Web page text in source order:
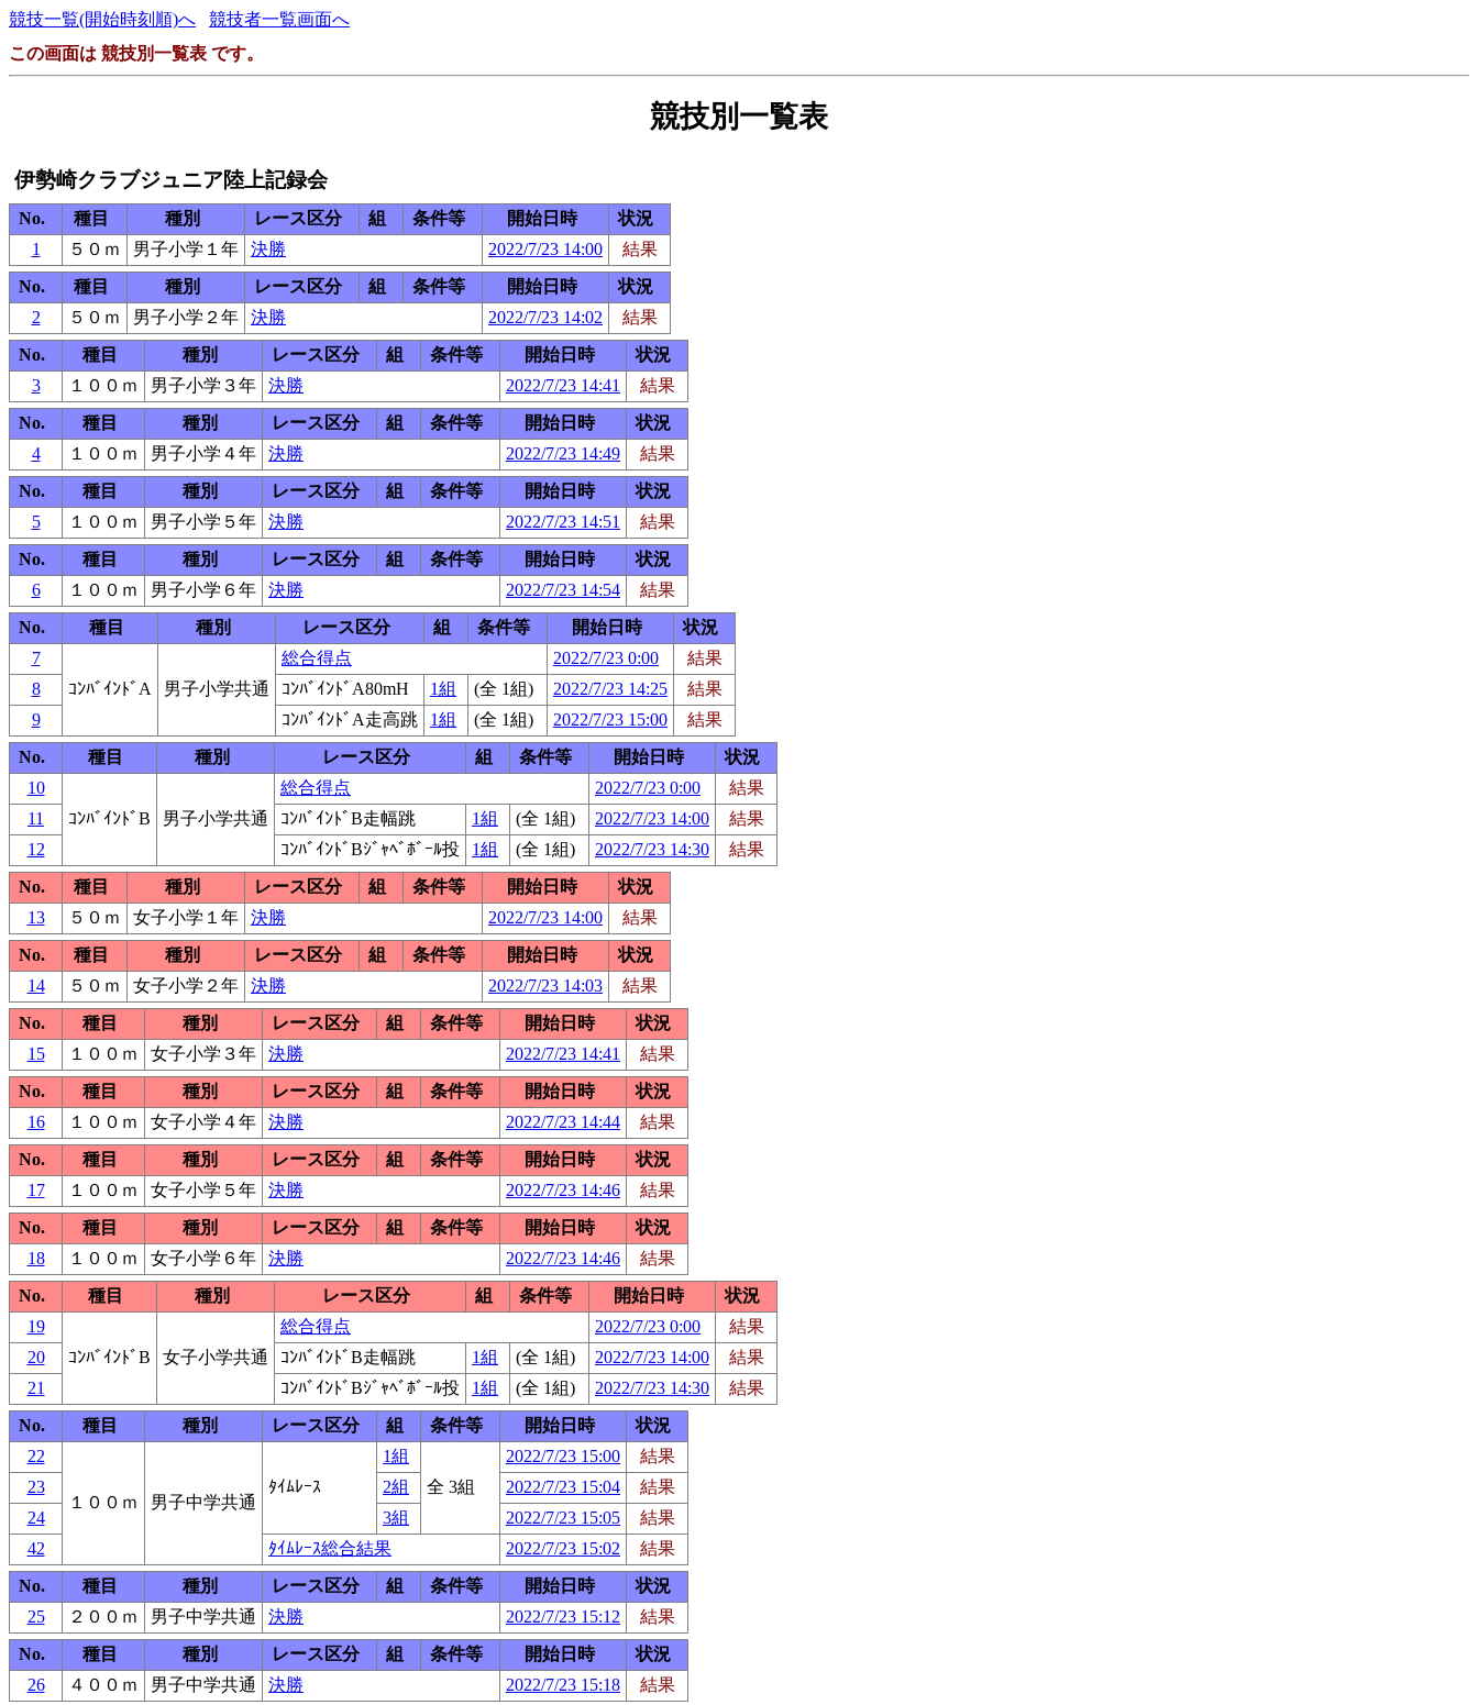
競技一覧(開始時刻順)へ
競技者一覧画面へ
この画面は 競技別一覧表 です。
競技別一覧表
伊勢崎クラブジュニア陸上記録会
No. 種目 種別 レース区分 組 条件等 開始日時
状況
1
５０ｍ 男子小学１年 決勝 2022/7/23 14:00
結果
No.
種目 種別 レース区分 組 条件等 開始日時
状況
2
５０ｍ 男子小学２年 決勝 2022/7/23 14:02
結果
No.
種目 種別 レース区分 組 条件等 開始日時
状況
3
１００ｍ 男子小学３年 決勝 2022/7/23 14:41
結果
No.
種目 種別 レース区分 組 条件等 開始日時
状況
4
１００ｍ 男子小学４年 決勝 2022/7/23 14:49
結果
No.
種目 種別 レース区分 組 条件等 開始日時
状況
5
１００ｍ 男子小学５年 決勝 2022/7/23 14:51
結果
No.
種目 種別 レース区分 組 条件等 開始日時
状況
6
１００ｍ 男子小学６年 決勝 2022/7/23 14:54
結果
No.
種目 種別 レース区分 組 条件等 開始日時
状況
7
ｺﾝﾊﾞｲﾝﾄﾞA
男子小学共通
総合得点 2022/7/23 0:00
結果
8
ｺﾝﾊﾞｲﾝﾄﾞA80mH 1組 (全 1組) 2022/7/23 14:25
結果
9
ｺﾝﾊﾞｲﾝﾄﾞA走高跳 1組 (全 1組) 2022/7/23 15:00
結果
No.
種目 種別 レース区分 組 条件等 開始日時
状況
10
ｺﾝﾊﾞｲﾝﾄﾞB
男子小学共通
総合得点 2022/7/23 0:00
結果
11
ｺﾝﾊﾞｲﾝﾄﾞB走幅跳 1組 (全 1組) 2022/7/23 14:00
結果
12
ｺﾝﾊﾞｲﾝﾄﾞBｼﾞｬﾍﾞﾎﾞｰﾙ投 1組 (全 1組) 2022/7/23 14:30
結果
No.
種目 種別 レース区分 組 条件等 開始日時
状況
13
５０ｍ 女子小学１年 決勝 2022/7/23 14:00
結果
No.
種目 種別 レース区分 組 条件等 開始日時
状況
14
５０ｍ 女子小学２年 決勝 2022/7/23 14:03
結果
No.
種目 種別 レース区分 組 条件等 開始日時
状況
15
１００ｍ 女子小学３年 決勝 2022/7/23 14:41
結果
No.
種目 種別 レース区分 組 条件等 開始日時
状況
16
１００ｍ 女子小学４年 決勝 2022/7/23 14:44
結果
No.
種目 種別 レース区分 組 条件等 開始日時
状況
17
１００ｍ 女子小学５年 決勝 2022/7/23 14:46
結果
No.
種目 種別 レース区分 組 条件等 開始日時
状況
18
１００ｍ 女子小学６年 決勝 2022/7/23 14:46
結果
No.
種目 種別 レース区分 組 条件等 開始日時
状況
19
ｺﾝﾊﾞｲﾝﾄﾞB
女子小学共通
総合得点 2022/7/23 0:00
結果
20
ｺﾝﾊﾞｲﾝﾄﾞB走幅跳 1組 (全 1組) 2022/7/23 14:00
結果
21
ｺﾝﾊﾞｲﾝﾄﾞBｼﾞｬﾍﾞﾎﾞｰﾙ投 1組 (全 1組) 2022/7/23 14:30
結果
No.
種目 種別 レース区分 組 条件等 開始日時
状況
22
１００ｍ 男子中学共通
ﾀｲﾑﾚｰｽ
1組
全 3組
2022/7/23 15:00
結果
23
2組 2022/7/23 15:04
結果
24
3組 2022/7/23 15:05
結果
42
ﾀｲﾑﾚｰｽ総合結果 2022/7/23 15:02
結果
No.
種目 種別 レース区分 組 条件等 開始日時
状況
25
２００ｍ 男子中学共通 決勝 2022/7/23 15:12
結果
No.
種目 種別 レース区分 組 条件等 開始日時
状況
26
４００ｍ 男子中学共通 決勝 2022/7/23 15:18
結果